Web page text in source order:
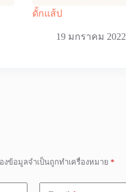
ดั้กแส้ป
19 มกราคม 2022
งข้อมูลจำเป็นถูกทำเครื่องหมาย *